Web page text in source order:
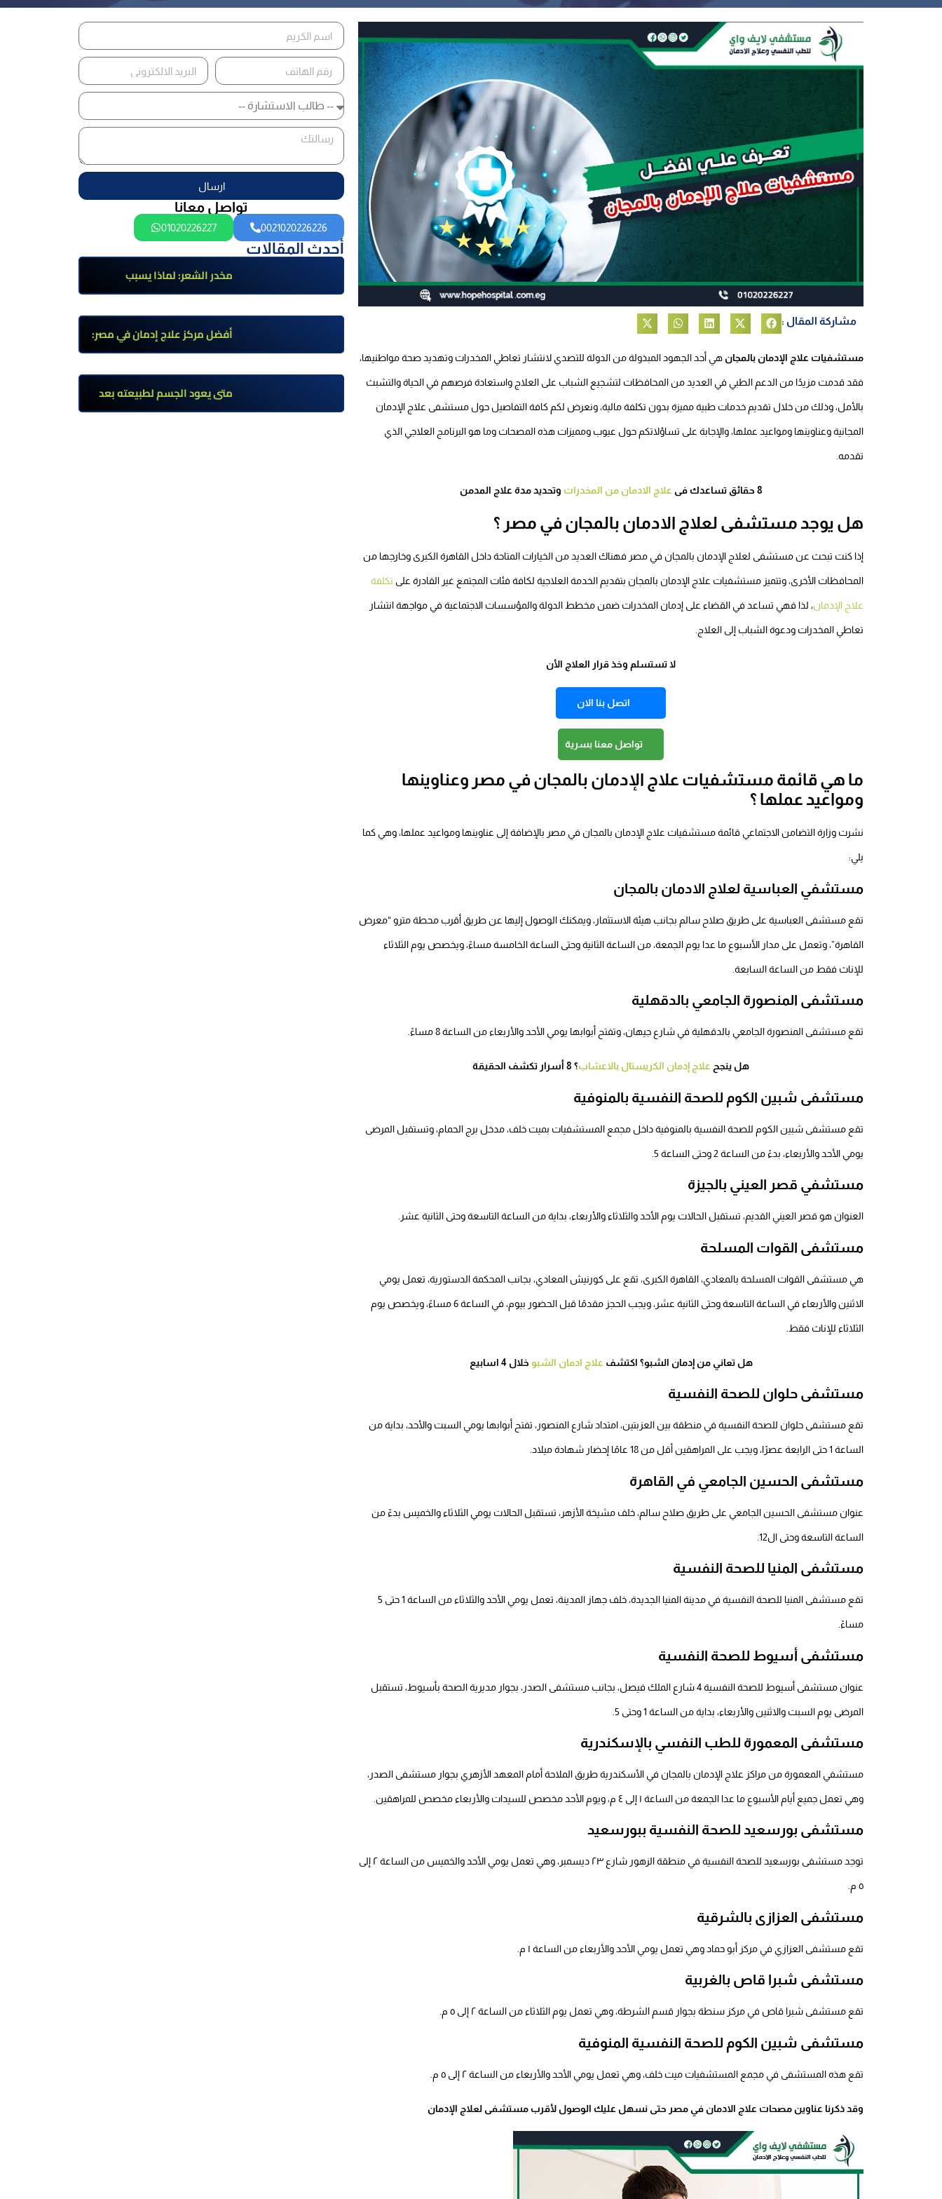
مشاركة المقال :
مستشفيات علاج الإدمان بالمجان هي أحد الجهود المبذولة من الدولة للتصدي لانتشار تعاطي المخدرات وتهديد صحة مواطنيها،
فقد قدمت مزيدًا من الدعم الطبي في العديد من المحافظات لتشجيع الشباب على العلاج واستعادة فرصهم في الحياة والتشبث
بالأمل، وذلك من خلال تقديم خدمات طبية مميزة بدون تكلفة مالية، ونعرض لكم كافة التفاصيل حول مستشفى علاج الإدمان
المجانية وعناوينها ومواعيد عملها، والإجابة على تساؤلاتكم حول عيوب ومميزات هذه المصحات وما هو البرنامج العلاجي الذي
تقدمه.
8 حقائق تساعدك فى علاج الادمان من المخدرات وتحديد مدة علاج المدمن
هل يوجد مستشفى لعلاج الادمان بالمجان في مصر ؟
إذا كنت تبحث عن مستشفى لعلاج الإدمان بالمجان في مصر فهناك العديد من الخيارات المتاحة داخل القاهرة الكبرى وخارجها من
المحافظات الأخرى، وتتميز مستشفيات علاج الإدمان بالمجان بتقديم الخدمة العلاجية لكافة فئات المجتمع غير القادرة على تكلفة
علاج الإدمان، لذا فهي تساعد في القضاء على إدمان المخدرات ضمن مخطط الدولة والمؤسسات الاجتماعية في مواجهة انتشار
تعاطي المخدرات ودعوة الشباب إلى العلاج.
لا تستسلم وخذ قرار العلاج الأن
اتصل بنا الان
تواصل معنا بسرية
ما هي قائمة مستشفيات علاج الإدمان بالمجان في مصر وعناوينها
ومواعيد عملها ؟
نشرت وزارة التضامن الاجتماعي قائمة مستشفيات علاج الإدمان بالمجان في مصر بالإضافة إلى عناوينها ومواعيد عملها، وهي كما
يلي:
مستشفي العباسية لعلاج الادمان بالمجان
تقع مستشفى العباسية على طريق صلاح سالم بجانب هيئة الاستثمار، ويمكنك الوصول إليها عن طريق أقرب محطة مترو “معرض
القاهرة”، وتعمل على مدار الأسبوع ما عدا يوم الجمعة، من الساعة الثانية وحتى الساعة الخامسة مساءً، ويخصص يوم الثلاثاء
للإناث فقط من الساعة السابعة.
مستشفى المنصورة الجامعي بالدقهلية
تقع مستشفى المنصورة الجامعي بالدقهلية في شارع جيهان، وتفتح أبوابها يومي الأحد والأربعاء من الساعة 8 مساءً.
هل ينجح علاج إدمان الكريستال بالاعشاب؟ 8 أسرار تكشف الحقيقة
مستشفى شبين الكوم للصحة النفسية بالمنوفية
تقع مستشفى شبين الكوم للصحة النفسية بالمنوفية داخل مجمع المستشفيات بميت خلف، مدخل برج الحمام، وتستقبل المرضى
يومي الأحد والأربعاء، بدءً من الساعة 2 وحتى الساعة 5.
مستشفي قصر العيني بالجيزة
العنوان هو قصر العيني القديم، تستقبل الحالات يوم الأحد والثلاثاء والأربعاء، بداية من الساعة التاسعة وحتى الثانية عشر.
مستشفى القوات المسلحة
هي مستشفى القوات المسلحة بالمعادي، القاهرة الكبرى، تقع على كورنيش المعادي، بجانب المحكمة الدستورية، تعمل يومي
الاثنين والأربعاء في الساعة التاسعة وحتى الثانية عشر، ويجب الحجز مقدمًا قبل الحضور بيوم، في الساعة 6 مساءً، ويخصص يوم
الثلاثاء للإناث فقط.
هل تعاني من إدمان الشبو؟ اكتشف علاج ادمان الشبو خلال 4 اسابيع
مستشفى حلوان للصحة النفسية
تقع مستشفى حلوان للصحة النفسية في منطقة بين العزبتين، امتداد شارع المنصور، تفتح أبوابها يومي السبت والأحد، بداية من
الساعة 1 حتى الرابعة عصرًا، ويجب على المراهقين أقل من 18 عامًا إحضار شهادة ميلاد.
مستشفى الحسين الجامعي في القاهرة
عنوان مستشفى الحسين الجامعي على طريق صلاح سالم، خلف مشيخة الأزهر، تستقبل الحالات يومي الثلاثاء والخميس بدءً من
الساعة التاسعة وحتى ال12.
مستشفى المنيا للصحة النفسية
تقع مستشفى المنيا للصحة النفسية في مدينة المنيا الجديدة، خلف جهاز المدينة، تعمل يومي الأحد والثلاثاء من الساعة 1 حتى 5
مساءً.
مستشفى أسيوط للصحة النفسية
عنوان مستشفى أسيوط للصحة النفسية 4 شارع الملك فيصل، بجانب مستشفى الصدر، بجوار مديرية الصحة بأسيوط، تستقبل
المرضى يوم السبت والاثنين والأربعاء، بداية من الساعة 1 وحتى 5.
مستشفى المعمورة للطب النفسي بالإسكندرية
مستشفي المعمورة منمراكز علاج الإدمان بالمجان في الأسكندرية طريق الملاحة أمام المعهد الأزهري بجوار مستشفى الصدر،
وهي تعمل جميع أيام الأسبوع ما عدا الجمعة من الساعة ١ إلى ٤ م، ويوم الأحد مخصص للسيدات والأربعاء مخصص للمراهقين.
مستشفى بورسعيد للصحة النفسية ببورسعيد
توجد مستشفى بورسعيد للصحة النفسية في منطقة الزهور شارع ٢٣ ديسمبر، وهي تعمل يومي الأحد والخميس من الساعة ٢ إلى
٥ م.
مستشفى العزازى بالشرقية
تقع مستشفى العزازي في مركز أبو حماد وهي تعمل يومي الأحد والأربعاء من الساعة ١ م.
مستشفى شبرا قاص بالغربية
تقع مستشفى شبرا قاص في مركز سنطة بجوار قسم الشرطة، وهي تعمل يوم الثلاثاء من الساعة ٢ إلى ٥ م.
مستشفى شبين الكوم للصحة النفسية المنوفية
تقع هذه المستشفى في مجمع المستشفيات ميت خلف، وهي تعمل يومي الأحد والأربعاء من الساعة ٢ إلى ٥ م.
وقد ذكرنا عناوين مصحات علاج الادمان في مصر حتى نسهل عليك الوصول لأقرب مستشفى لعلاج الإدمان
ارسال
تواصل معانا
0021020226226
01020226227
أحدث المقالات
مخدر الشعر: لماذا يسبب
الإدمان؟ تعرف على أضراره
وأعراضه وطرق العلاج
أفضل مركز علاج إدمان في مصر:
برامج علاج معتمدة وتعافي آمن
تحت إشراف طبي
متى يعود الجسم لطبيعته بعد
ترك مخدر الآيس؟ مراحل التعافي